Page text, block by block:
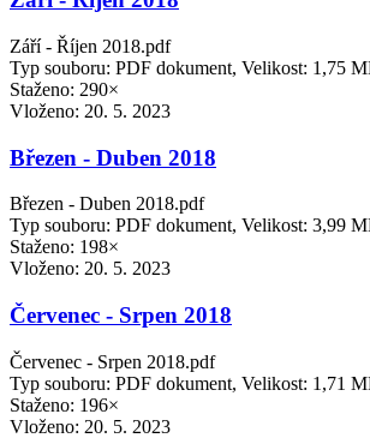
Září - Říjen 2018.pdf
Typ souboru: PDF dokument, Velikost: 1,75
Staženo: 290×
Vloženo: 20. 5. 2023
Březen - Duben 2018
Březen - Duben 2018.pdf
Typ souboru: PDF dokument, Velikost: 3,99
Staženo: 198×
Vloženo: 20. 5. 2023
Červenec - Srpen 2018
Červenec - Srpen 2018.pdf
Typ souboru: PDF dokument, Velikost: 1,71
Staženo: 196×
Vloženo: 20. 5. 2023